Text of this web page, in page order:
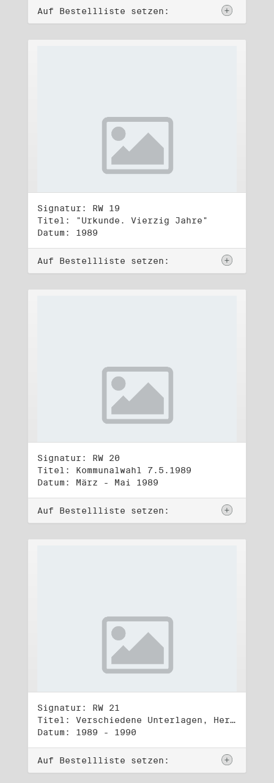
Auf Bestellliste setzen:
Signatur: RW 19
Titel: "Urkunde. Vierzig Jahre"
Datum: 1989
Auf Bestellliste setzen:
Signatur: RW 20
Titel: Kommunalwahl 7.5.1989
Datum: März - Mai 1989
Auf Bestellliste setzen:
Signatur: RW 21
Titel: Verschiedene Unterlagen, Herbst 1989 bis Herbst 1990
Datum: 1989 - 1990
Auf Bestellliste setzen: